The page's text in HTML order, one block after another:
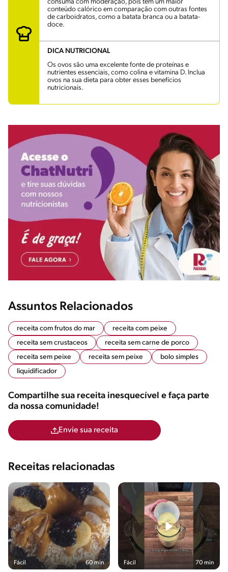
consuma com moderação, pois tem um maior
conteúdo calórico em comparação com outras fontes
de carboidratos, como a batata branca ou a batata-
doce.
DICA NUTRICIONAL
Os ovos são uma excelente fonte de proteínas e
nutrientes essenciais, como colina e vitamina D. Inclua
ovos na sua dieta para obter esses benefícios
nutricionais.
Assuntos Relacionados
receita com frutos do mar
receita com peixe
receita sem crustaceos
receita sem carne de porco
receita sem peixe
receita sem peixe
bolo simples
liquidificador
Compartilhe sua receita inesquecível e faça parte
da nossa comunidade!
Envie sua receita
Receitas relacionadas
Fácil 60 min Fácil 70 min